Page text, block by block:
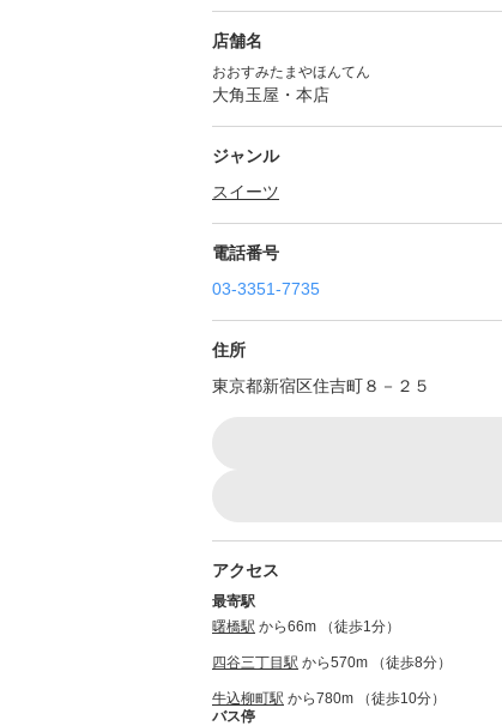
店舗名
おおすみたまやほんてん
大角玉屋・本店
ジャンル
スイーツ
電話番号
03-3351-7735
住所
東京都新宿区住吉町８－２５
アクセス
最寄駅
曙橋駅 から66m （徒歩1分）
四谷三丁目駅 から570m （徒歩8分）
牛込柳町駅 から780m （徒歩10分）
バス停